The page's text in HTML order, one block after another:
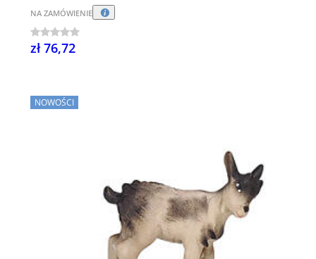
NA ZAMÓWIENIE
zł 76,72
NOWOŚCI